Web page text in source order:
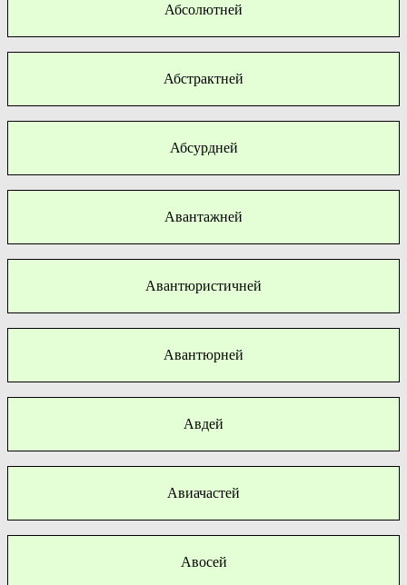
Абсолютней
Абстрактней
Абсурдней
Авантажней
Авантюристичней
Авантюрней
Авдей
Авиачастей
Авосей